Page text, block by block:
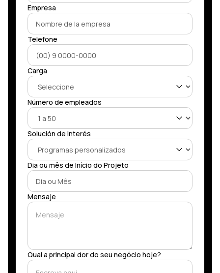
Empresa
Telefone
Carga
Número de empleados
Solución de interés
Dia ou mês de Início do Projeto
Mensaje
Qual a principal dor do seu negócio hoje?